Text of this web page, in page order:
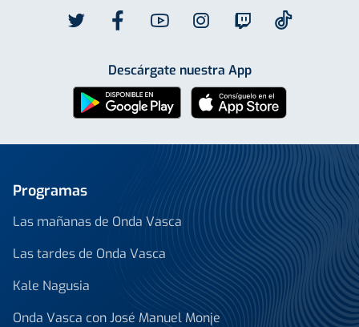
Descárgate nuestra App
Programas
Las mañanas de Onda Vasca
Las tardes de Onda Vasca
Kale Nagusia
Onda Vasca con José Manuel Monje